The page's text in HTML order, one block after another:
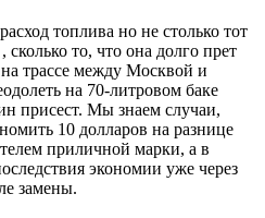
топлива но не столько тот
то, что она долго прет
на трассе между Москвой и
на 70-литровом баке
присест. Мы знаем случаи,
10 долларов на разнице
приличной марки, а в
экономии уже через
замены.